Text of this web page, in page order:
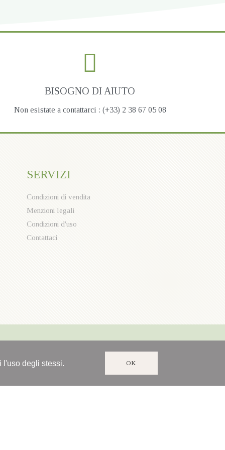
BISOGNO DI AIUTO
Non esistate a contattarci : (+33) 2 38 67 05 08
SERVIZI
Condizioni di vendita
Menzioni legali
Condizioni d'uso
Contattaci
l'uso degli stessi. OK